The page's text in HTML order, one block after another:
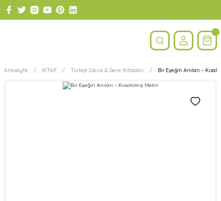
Anasayfa KİTAP Türkçe Çocuk & Genç Kitapları Bir Eşeğin Anıları –